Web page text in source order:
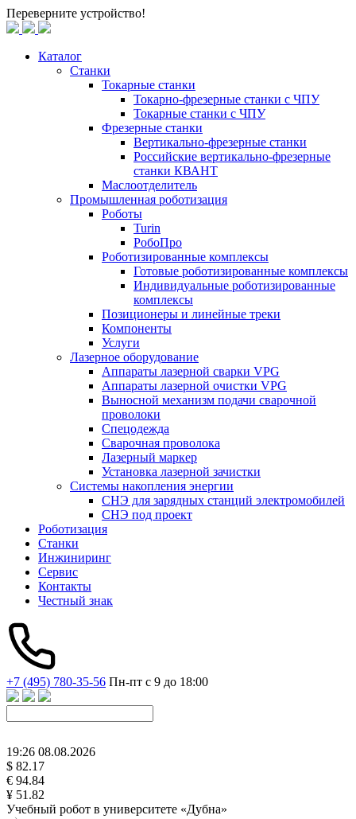
Переверните устройство!
Каталог
Станки
Токарные станки
Токарно-фрезерные станки c ЧПУ
Токарные станки с ЧПУ
Фрезерные станки
Вертикально-фрезерные станки
Российские вертикально-фрезерные
станки КВАНТ
Маслоотделитель
Промышленная роботизация
Роботы
Turin
РобоПро
Роботизированные комплексы
Готовые роботизированные комплексы
Индивидуальные роботизированные
комплексы
Позиционеры и линейные треки
Компоненты
Услуги
Лазерное оборудование
Аппараты лазерной сварки VPG
Аппараты лазерной очистки VPG
Выносной механизм подачи сварочной
проволоки
Спецодежда
Сварочная проволока
Лазерный маркер
Установка лазерной зачистки
Системы накопления энергии
СНЭ для зарядных станций электромобилей
СНЭ под проект
Роботизация
Станки
Инжиниринг
Сервис
Контакты
Честный знак
+7 (495) 780-35-56 Пн-пт с 9 до 18:00
19:26 08.08.2026
$ 82.17
€ 94.84
¥ 51.82
Учебный робот в университете «Дубна»